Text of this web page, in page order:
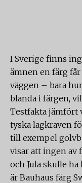
I Sverige finns
ämnen en färg
väggen – bara
blanda i färgen,
Testfakta jämfört
tyska lagkraven
till exempel
visar att ingen av
och Jula skulle ha
är Bauhaus färg